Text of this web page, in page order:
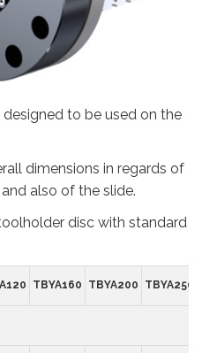
to be used on the
dimensions in regards of
also of the slide.
disc with standard
TBYA160 TBYA200 TBYA250